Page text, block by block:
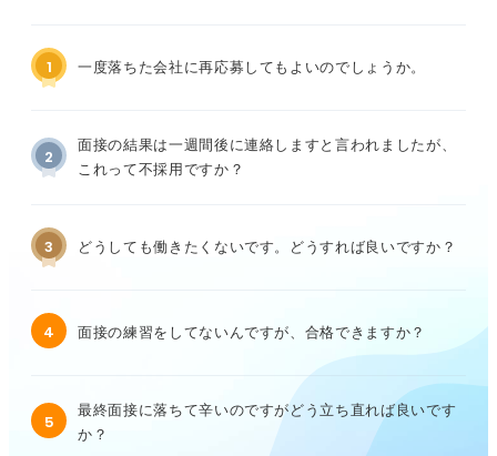
1 一度落ちた会社に再応募してもよいのでしょうか。
2
面接の結果は一週間後に連絡しますと言われましたが、
これって不採用ですか？
3 どうしても働きたくないです。どうすれば良いですか？
4 面接の練習をしてないんですが、合格できますか？
5
最終面接に落ちて辛いのですがどう立ち直れば良いです
か？